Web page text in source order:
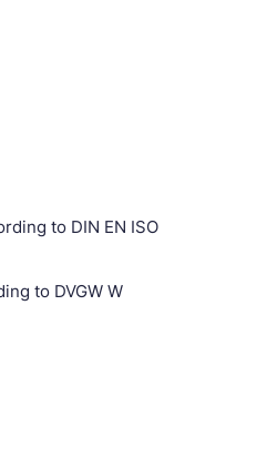
to DIN EN ISO
to DVGW W